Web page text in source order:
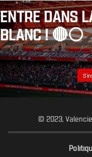
ENTRE DANS
BLANC ! 🔴⚪️
© 2023,